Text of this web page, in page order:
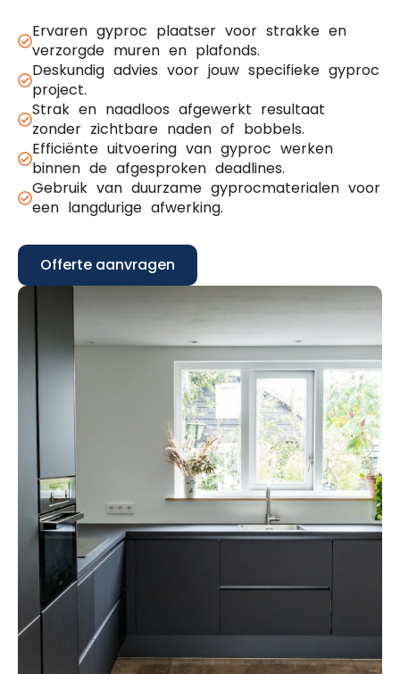
Ervaren gyproc plaatser voor strakke en
verzorgde muren en plafonds.
Deskundig advies voor jouw specifieke gyproc
project.
Strak en naadloos afgewerkt resultaat
zonder zichtbare naden of bobbels.
Efficiënte uitvoering van gyproc werken
binnen de afgesproken deadlines.
Gebruik van duurzame gyprocmaterialen voor
een langdurige afwerking.
Offerte aanvragen